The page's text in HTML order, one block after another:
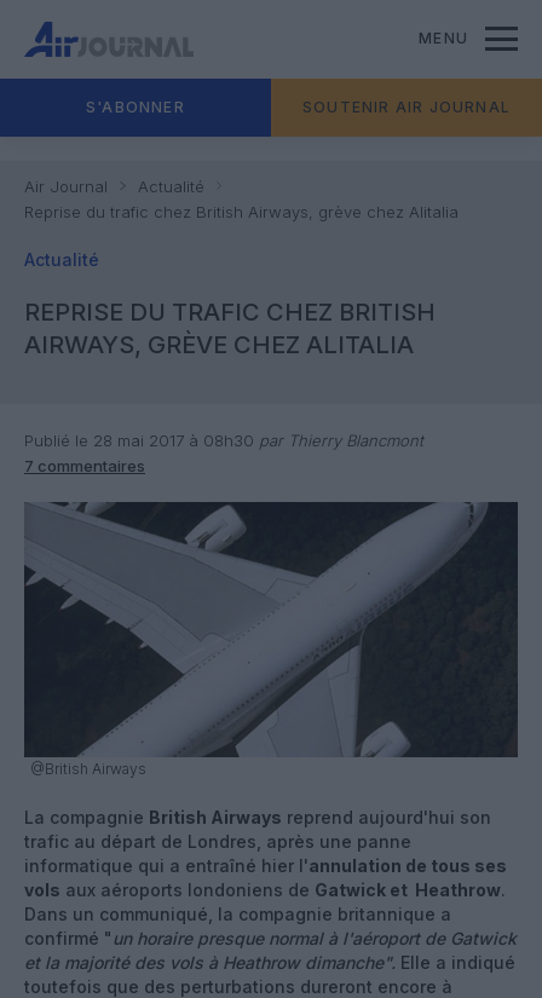
MENU
S'ABONNER SOUTENIR AIR JOURNAL
Air Journal
Actualité
Reprise du trafic chez British Airways, grève chez Alitalia
Actualité
REPRISE DU TRAFIC CHEZ BRITISH
AIRWAYS, GRÈVE CHEZ ALITALIA
Publié le 28 mai 2017 à 08h30 par Thierry Blancmont
7 commentaires
@British Airways
La compagnie British Airways reprend aujourd'hui son
trafic au départ de Londres, après une panne
informatique qui a entraîné hier l'annulation de tous ses
vols aux aéroports londoniens de Gatwick et Heathrow.
Dans un communiqué, la compagnie britannique a
confirmé " un horaire presque normal à l'aéroport de Gatwick
et la majorité des vols à Heathrow dimanche". Elle a indiqué
toutefois que des perturbations dureront encore à